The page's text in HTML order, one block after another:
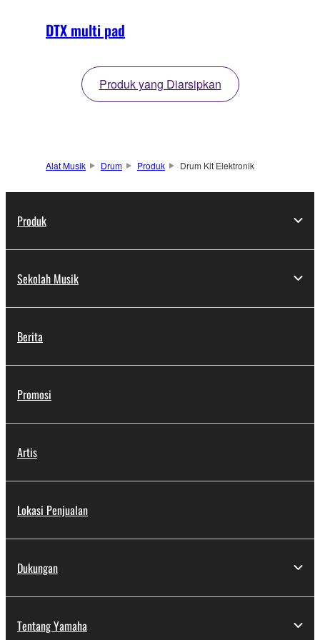
DTX multi pad
Produk yang Diarsipkan
Alat Musik Drum Produk Drum Kit Elektronik
Produk
Sekolah Musik
Berita
Promosi
Artis
Lokasi Penjualan
Dukungan
Tentang Yamaha